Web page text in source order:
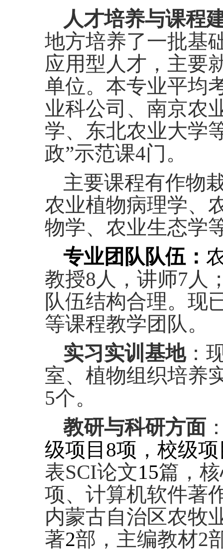
人才培养与课程
地方培养了一批基
应用型人才，主要
单位。本专业平均
业科公司、南京农
学、东北农业大学
政”示范课4门。
主要课程有作物
农业植物病理学、
物学、农业生态学
专业团队队伍：
教授8人，讲师7人
队伍结构合理。现
等课程教学团队。
实习实训基地：
室、植物组织培养
5个。
教研与科研方面
级项目8项，校级
表SCI论文15篇，
项、计算机软件著
内蒙古自治区农牧
著2部，主编教材2